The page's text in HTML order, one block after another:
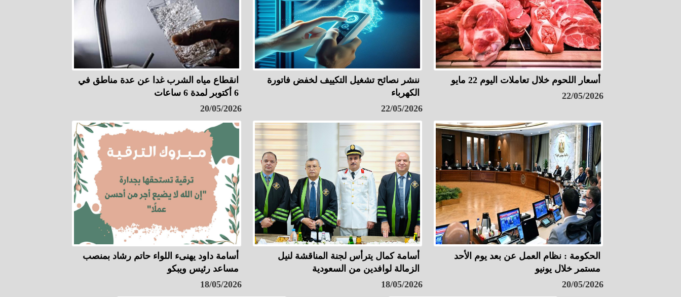
أسعار اللحوم خلال تعاملات اليوم 22 مايو
22/05/2026
ننشر نصائح تشغيل التكييف لخفض فاتورة
الكهرباء
22/05/2026
انقطاع مياه الشرب غدا عن عدة مناطق في
6 أكتوبر لمدة 6 ساعات
20/05/2026
الحكومة : نظام العمل عن بعد يوم الأحد
مستمر خلال يونيو
20/05/2026
أسامة كمال يترأس لجنة المناقشة لنيل
الزمالة لوافدين من السعودية
18/05/2026
أسامة داود يهنىء اللواء حاتم رشاد بمنصب
مساعد رئيس ويبكو
18/05/2026